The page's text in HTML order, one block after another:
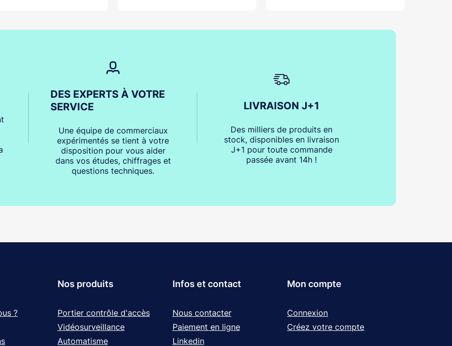
DES EXPERTS À VOTRE
SERVICE
Une équipe de commerciaux
expérimentés se tient à votre
disposition pour vous aider
dans vos études, chiffrages et
questions techniques.
LIVRAISON J+1
Des milliers de produits en
stock, disponibles en livraison
J+1 pour toute commande
passée avant 14h !
?
Nos produits
Portier contrôle d'accès
Vidéosurveillance
Automatisme
Infos et contact
Nous contacter
Paiement en ligne
Linkedin
Mon compte
Connexion
Créez votre compte